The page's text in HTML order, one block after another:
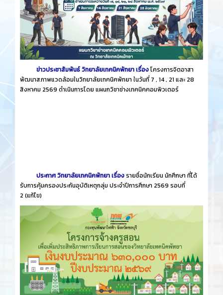
ข่าวประชาสัมพันธ์ วิทยาลัยเทคนิคพัทยา เรื่องโครงการจิตอาสา
พัฒนาสภาพแวดล้อมในวิทยาลัยเทคนิคพัทยา ในวันที่ 7 , 14 , 21 และ 28
สิงหาคม 2569 ดำเนินการโดย แผนกวิชาช่างเทคนิคคอมพิวเตอร์
ประกาศ วิทยาลัยเทคนิคพัทยา เรื่องรายชื่อนักเรียน นักศึกษา ที่ได้
รับการคุ้มครองประกันอุบัติเหตุกลุ่ม ประจำปีการศึกษา 2569 รอบที่
2 (แก้ไข)